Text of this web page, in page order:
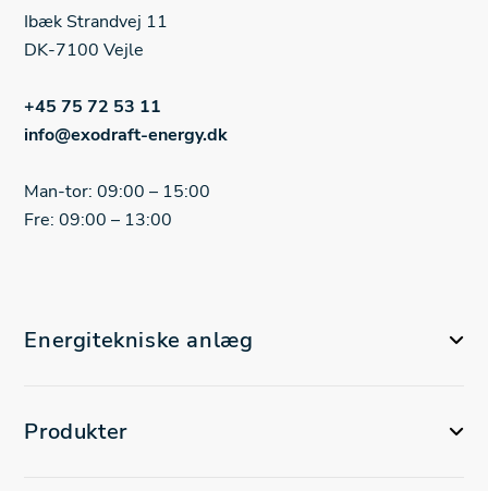
Ibæk Strandvej 11
DK-7100 Vejle
+45 75 72 53 11
info@exodraft-energy.dk
Man-tor: 09:00 – 15:00
Fre: 09:00 – 13:00
Energitekniske anlæg
Produkter